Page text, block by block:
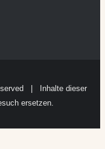
ersetzen.